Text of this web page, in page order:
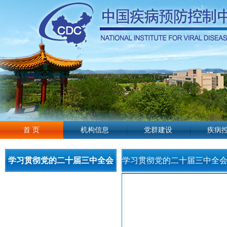
首 页 机构信息 党群建设 疾病
学习贯彻党的二十届三中全会 学习贯彻党的二十届三中全会